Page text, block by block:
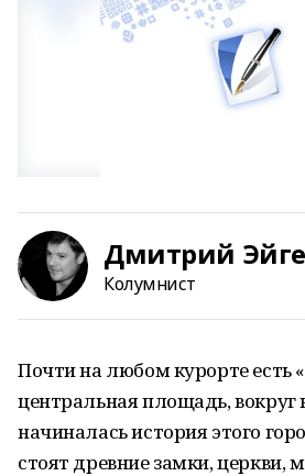
Дмитрий
Колумнист
Почти на любом курорте есть
центральная площадь, вокруг
начиналась история этого
стоят древние замки, церкви,